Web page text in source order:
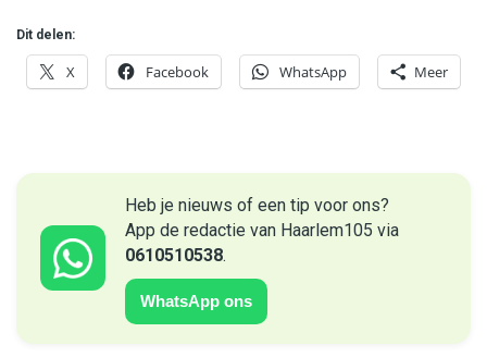
Dit delen:
X Facebook WhatsApp Meer
Heb je nieuws of een tip voor ons?
App de redactie van Haarlem105 via
0610510538.
WhatsApp ons